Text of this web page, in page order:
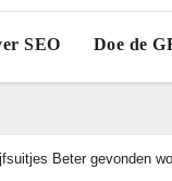
SEO Doe de
Beter gevonden